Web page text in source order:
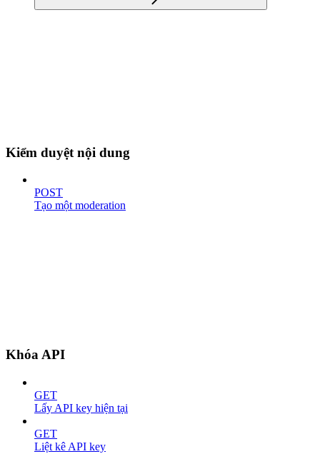
Kiểm duyệt nội dung
POST
Tạo một moderation
Khóa API
GET
Lấy API key hiện tại
GET
Liệt kê API key